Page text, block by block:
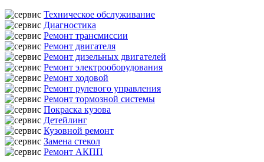
Техническое обслуживание
Диагностика
Ремонт трансмиссии
Ремонт двигателя
Ремонт дизельных двигателей
Ремонт электрооборудования
Ремонт ходовой
Ремонт рулевого управления
Ремонт тормозной системы
Покраска кузова
Детейлинг
Кузовной ремонт
Замена стекол
Ремонт АКПП